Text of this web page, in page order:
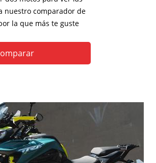
nuestro comparador de
la que más te guste